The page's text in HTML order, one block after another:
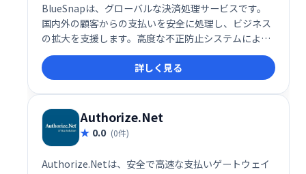
BlueSnapは、グローバルな決済処理サービスです。
国内外の顧客からの支払いを安全に処理し、ビジネス
の拡大を支援します。高度な不正防止システムによ
り、不正な支払いを最大80％削減。スムーズな決済環
境を実現し、企業の成長を加速させます。
詳しく見る
Authorize.Net
0.0 (0件)
Authorize.Netは、安全で高速な支払いゲートウェイ